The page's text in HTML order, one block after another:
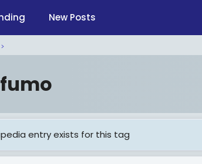
New Posts
entry exists for this tag